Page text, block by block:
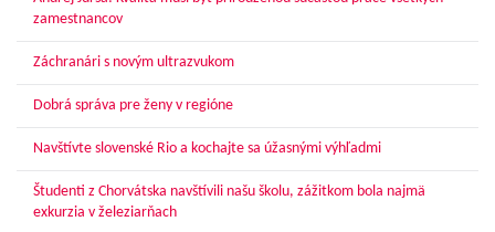
zamestnancov
Záchranári s novým ultrazvukom
Dobrá správa pre ženy v regióne
Navštívte slovenské Rio a kochajte sa úžasnými výhľadmi
Študenti z Chorvátska navštívili našu školu, zážitkom bola najmä
exkurzia v železiarňach